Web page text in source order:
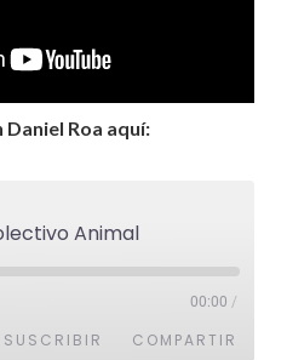
Roa aquí:
Animal
00:00 /
SUSCRIBIR COMPARTIR